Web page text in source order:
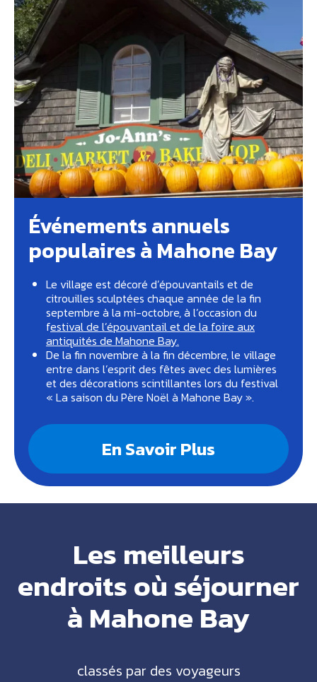
Événements annuels
populaires à Mahone Bay
Le village est décoré d’épouvantails et de
citrouilles sculptées chaque année de la fin
septembre à la mi-octobre, à l’occasion du
festival de l’épouvantail et de la foire aux
antiquités de Mahone Bay.
De la fin novembre à la fin décembre, le village
entre dans l’esprit des fêtes avec des lumières
et des décorations scintillantes lors du festival
« La saison du Père Noël à Mahone Bay ».
En Savoir Plus
Les meilleurs
endroits où séjourner
à Mahone Bay
classés par des voyageurs